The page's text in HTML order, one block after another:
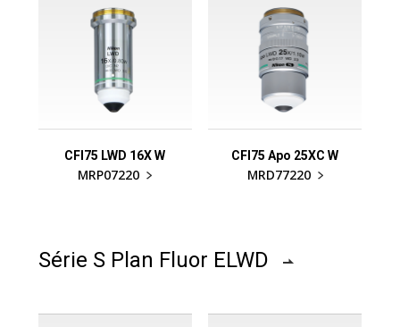
CFI75 LWD 16X W
MRP07220
CFI75 Apo 25XC W
MRD77220
Série S Plan Fluor ELWD